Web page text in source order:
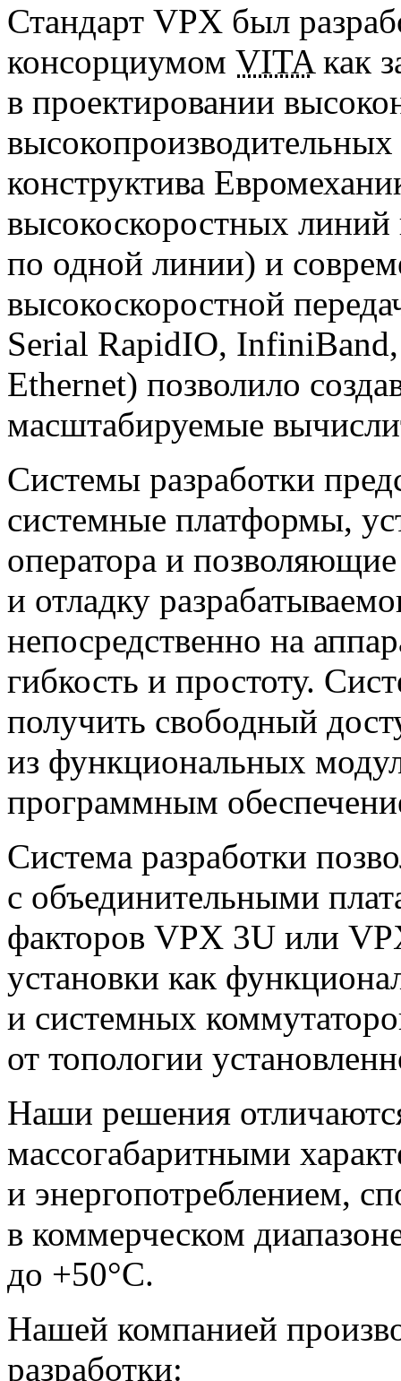
Стандарт VPX был
консорциумом VITAкак
в проектировании
конструктива
высокоскоростных
по одной линии) и
высокоскоростной
Serial RapidIO,
Ethernet) позволило
масштабируемые
Системы разработки
системные платформы,
оператора и
и отладку
непосредственно на
гибкость и простоту.
получить свободный
из функциональных
программным
Система разработки
с объединительными
факторов VPX 3U или
установки как
и системных
от топологии
Наши решения
массогабаритными
и энергопотреблением,
в коммерческом
до +50°С.
Нашей компанией
разработки: